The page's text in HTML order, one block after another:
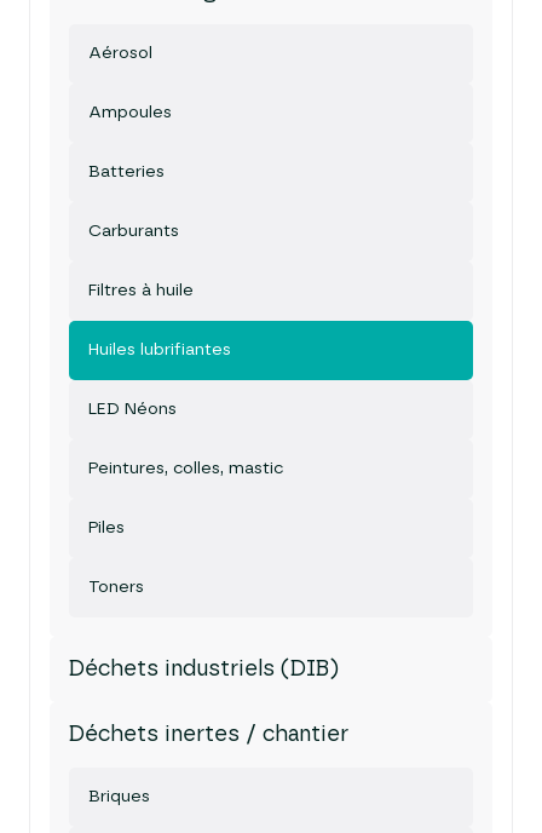
Aérosol
Ampoules
Batteries
Carburants
Filtres à huile
Huiles lubrifiantes
LED Néons
Peintures, colles, mastic
Piles
Toners
Déchets industriels (DIB)
Déchets inertes / chantier
Briques